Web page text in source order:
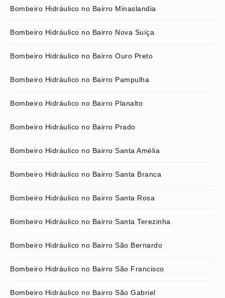
Bombeiro Hidráulico no Bairro Minaslandia
Bombeiro Hidráulico no Bairro Nova Suíça
Bombeiro Hidráulico no Bairro Ouro Preto
Bombeiro Hidráulico no Bairro Pampulha
Bombeiro Hidráulico no Bairro Planalto
Bombeiro Hidráulico no Bairro Prado
Bombeiro Hidráulico no Bairro Santa Amélia
Bombeiro Hidráulico no Bairro Santa Branca
Bombeiro Hidráulico no Bairro Santa Rosa
Bombeiro Hidráulico no Bairro Santa Terezinha
Bombeiro Hidráulico no Bairro São Bernardo
Bombeiro Hidráulico no Bairro São Francisco
Bombeiro Hidráulico no Bairro São Gabriel